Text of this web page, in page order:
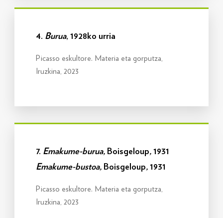
4. Burua, 1928ko urria
Picasso eskultore. Materia eta gorputza,
Iruzkina, 2023
7. Emakume-burua, Boisgeloup, 1931
Emakume-bustoa, Boisgeloup, 1931
Picasso eskultore. Materia eta gorputza,
Iruzkina, 2023